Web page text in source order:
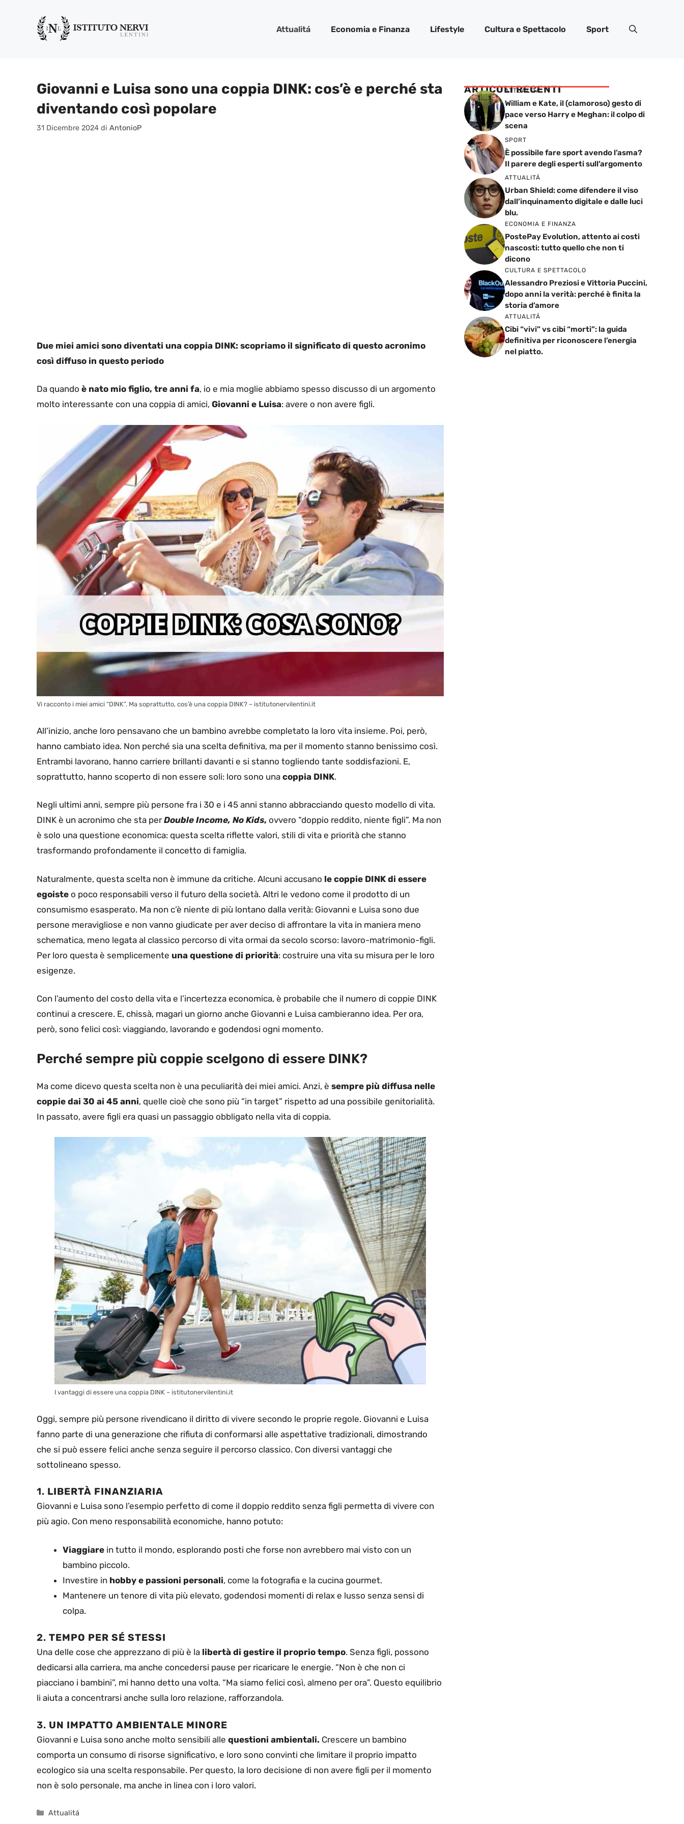
contenuto
Attualitá Economia e Finanza Lifestyle Cultura e Spettacolo Sport
Giovanni e Luisa sono una coppia DINK: cos’è e perché sta
diventando così popolare
31 Dicembre 2024 di AntonioP
Due miei amici sono diventati una coppia DINK: scopriamo il significato di questo acronimo
così diffuso in questo periodo
Da quando è nato mio figlio, tre anni fa, io e mia moglie abbiamo spesso discusso di un argomento
molto interessante con una coppia di amici, Giovanni e Luisa: avere o non avere figli.
Vi racconto i miei amici “DINK”. Ma soprattutto, cos’è una coppia DINK? – istitutonervilentini.it
All’inizio, anche loro pensavano che un bambino avrebbe completato la loro vita insieme. Poi, però,
hanno cambiato idea. Non perché sia una scelta definitiva, ma per il momento stanno benissimo così.
Entrambi lavorano, hanno carriere brillanti davanti e si stanno togliendo tante soddisfazioni. E,
soprattutto, hanno scoperto di non essere soli: loro sono una coppia DINK.
Negli ultimi anni, sempre più persone fra i 30 e i 45 anni stanno abbracciando questo modello di vita.
DINK è un acronimo che sta perDouble Income, No Kids, ovvero “doppio reddito, niente figli”. Ma non
è solo una questione economica: questa scelta riflette valori, stili di vita e priorità che stanno
trasformando profondamente il concetto di famiglia.
Naturalmente, questa scelta non è immune da critiche. Alcuni accusano le coppie DINK di essere
egoiste o poco responsabili verso il futuro della società. Altri le vedono come il prodotto di un
consumismo esasperato. Ma non c’è niente di più lontano dalla verità: Giovanni e Luisa sono due
persone meravigliose e non vanno giudicate per aver deciso di affrontare la vita in maniera meno
schematica, meno legata al classico percorso di vita ormai da secolo scorso: lavoro-matrimonio-figli.
Per loro questa è semplicemente una questione di priorità: costruire una vita su misura per le loro
esigenze.
Con l’aumento del costo della vita e l’incertezza economica, è probabile che il numero di coppie DINK
continui a crescere. E, chissà, magari un giorno anche Giovanni e Luisa cambieranno idea. Per ora,
però, sono felici così: viaggiando, lavorando e godendosi ogni momento.
Perché sempre più coppie scelgono di essere DINK?
Ma come dicevo questa scelta non è una peculiarità dei miei amici. Anzi, è sempre più diffusa nelle
coppie dai 30 ai 45 anni, quelle cioè che sono più “in target” rispetto ad una possibile genitorialità.
In passato, avere figli era quasi un passaggio obbligato nella vita di coppia.
I vantaggi di essere una coppia DINK – istitutonervilentini.it
Oggi, sempre più persone rivendicano il diritto di vivere secondo le proprie regole. Giovanni e Luisa
fanno parte di una generazione che rifiuta di conformarsi alle aspettative tradizionali, dimostrando
che si può essere felici anche senza seguire il percorso classico. Con diversi vantaggi che
sottolineano spesso.
1. LIBERTÀ FINANZIARIA
Giovanni e Luisa sono l’esempio perfetto di come il doppio reddito senza figli permetta di vivere con
più agio. Con meno responsabilità economiche, hanno potuto:
Viaggiare in tutto il mondo, esplorando posti che forse non avrebbero mai visto con un
bambino piccolo.
Investire in hobby e passioni personali, come la fotografia e la cucina gourmet.
Mantenere un tenore di vita più elevato, godendosi momenti di relax e lusso senza sensi di
colpa.
2. TEMPO PER SÉ STESSI
Una delle cose che apprezzano di più è la libertà di gestire il proprio tempo. Senza figli, possono
dedicarsi alla carriera, ma anche concedersi pause per ricaricare le energie. “Non è che non ci
piacciano i bambini”, mi hanno detto una volta. “Ma siamo felici così, almeno per ora”. Questo equilibrio
li aiuta a concentrarsi anche sulla loro relazione, rafforzandola.
3. UN IMPATTO AMBIENTALE MINORE
Giovanni e Luisa sono anche molto sensibili alle questioni ambientali. Crescere un bambino
comporta un consumo di risorse significativo, e loro sono convinti che limitare il proprio impatto
ecologico sia una scelta responsabile. Per questo, la loro decisione di non avere figli per il momento
non è solo personale, ma anche in linea con i loro valori.
Categorie
Attualitá
ARTICOLI RECENTI
ATTUALITÁ
William e Kate, il (clamoroso) gesto di
pace verso Harry e Meghan: il colpo di
scena
SPORT
È possibile fare sport avendo l’asma?
Il parere degli esperti sull’argomento
ATTUALITÁ
Urban Shield: come difendere il viso
dall’inquinamento digitale e dalle luci
blu.
ECONOMIA E FINANZA
PostePay Evolution, attento ai costi
nascosti: tutto quello che non ti
dicono
CULTURA E SPETTACOLO
Alessandro Preziosi e Vittoria Puccini,
dopo anni la verità: perché è finita la
storia d’amore
ATTUALITÁ
Cibi “vivi” vs cibi “morti”: la guida
definitiva per riconoscere l’energia
nel piatto.